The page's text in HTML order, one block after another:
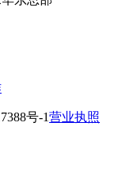
号-1营业执照